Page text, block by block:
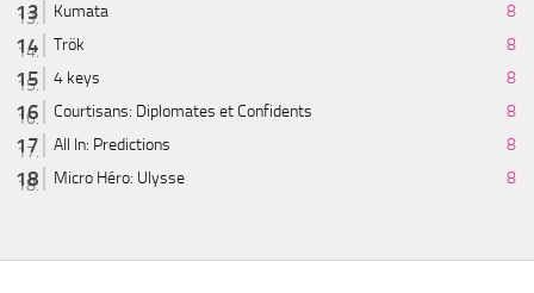
Kumata
8
Trök
8
4 keys
8
Courtisans: Diplomates et Confidents
8
All In: Predictions
8
Micro Héro: Ulysse
8